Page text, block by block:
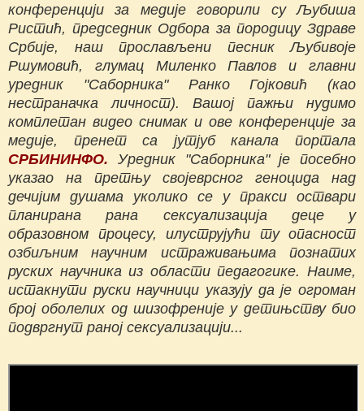
конференцији за медије говорили су Љубиша
Ристић, председник Одбора за породицу Здраве
Србије, наш прослављени песник Љубивоје
Ршумовић, глумац Миленко Павлов и главни
уредник "Саборника" Ранко Гојковић (као
нестраначка личност). Вашој пажњи нудимо
комплетан видео снимак и ове конференције за
медије, пренет са јутјуб канала портала
СРБИНИНФО. Уредник "Саборника" је посебно
указао на претњу својеврсног геноцида над
дечијим душама уколико се у пракси оствари
планирана рана сексуализација деце у
образовном процесу, илуструјући ту опасност
озбиљним научним истраживањима познатих
руских научника из области педагогике. Наиме,
истакнути руски научници указују да је огроман
број оболелих од шизофреније у детињству био
подвргнут раној сексуализацији...